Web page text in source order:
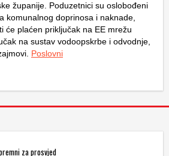
županije. Poduzetnici su oslobođeni
komunalnog doprinosa i naknade,
će plaćen priključak na EE mrežu
na sustav vodoopskrbe i odvodnje,
Poslovni
za prosvjed